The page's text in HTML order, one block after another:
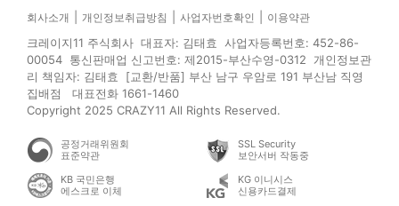
회사소개 개인정보취급방침 사업자번호확인 이용약관
크레이지11 주식회사 대표자: 김태효 사업자등록번호: 452-86-
00054 통신판매업 신고번호: 제2015-부산수영-0312 개인정보관
리 책임자: 김태효 [교환/반품] 부산 남구 우암로 191 부산남 직영
집배점 대표전화 1661-1460
Copyright 2025 CRAZY11 All Rights Reserved.
공정거래위원회
표준약관
SSL Security
보안서버 작동중
KB 국민은행
에스크로 이체
KG 이니시스
신용카드결제